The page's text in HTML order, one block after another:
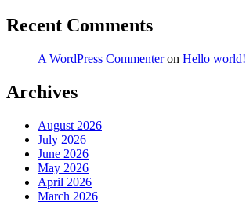
Recent Comments
A WordPress Commenteron Hello world!
Archives
August 2026
July 2026
June 2026
May 2026
April 2026
March 2026